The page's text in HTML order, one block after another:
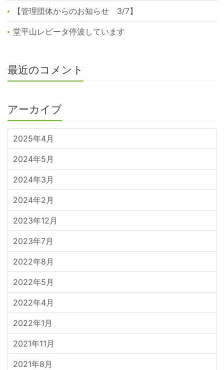
【管理団体からのお知らせ 3/7】
堂平山レピータ停波しています
最近のコメント
アーカイブ
2025年4月
2024年5月
2024年3月
2024年2月
2023年12月
2023年7月
2022年8月
2022年5月
2022年4月
2022年1月
2021年11月
2021年8月